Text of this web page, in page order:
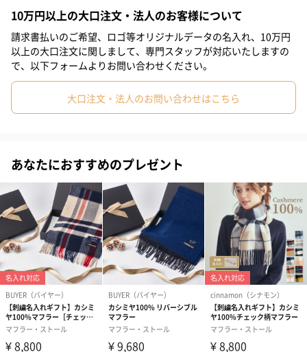
リネンは亜麻科の一年草で、比較的涼しい地方を中心にフランス
北部で多く栽培されています。天然素材の中で最も涼しいと言わ
れる麻は、吸水・発散性に優れ、通気性が良く、さらっとした涼
感が特徴です。極細のリネンを、ナイロンでカバーし安定させま
した。繊細な中にも麻らしい表情と、しなやかさを併せ持つ糸で
洗濯表示
お取り扱い上の注意
お洗濯は、ご自宅での手洗いができます。
素材の特性上、多少縮む事がありますので、洗濯後は形を整えて
干してください。
ご家庭でのタンブラー乾燥はお避け下さい。
色の濃い製品はクリーニングの摩擦により色が徐々に白っぽくな
ります。また、汗や雨等で濡れたまま放置したり着用中、摩擦等
10万円以上の大口注文・法人のお客様について
請求書払いのご希望、ロゴ等オリジナルデータの名入れ、10万円
以上の大口注文に関しまして、専門スタッフが対応いたしますの
で、以下フォームよりお問い合わせください。
大口注文・法人のお問い合わせはこちら
あなたにおすすめのプレゼント